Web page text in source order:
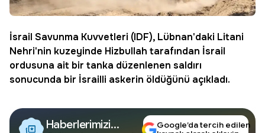
İsrail Savunma Kuvvetleri (IDF), Lübnan'daki Litani
Nehri'nin kuzeyinde Hizbullah tarafından İsrail
ordusuna ait bir tanka düzenlenen saldırı
sonucunda bir İsrailli askerin öldüğünü açıkladı.
Haberlerimizi
Google’da tercih edilen